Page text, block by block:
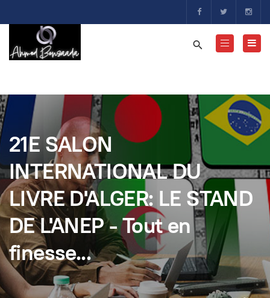
21E SALON
INTERNATIONAL DU
LIVRE D'ALGER: LE STAND
DE L'ANEP - Tout en
finesse...